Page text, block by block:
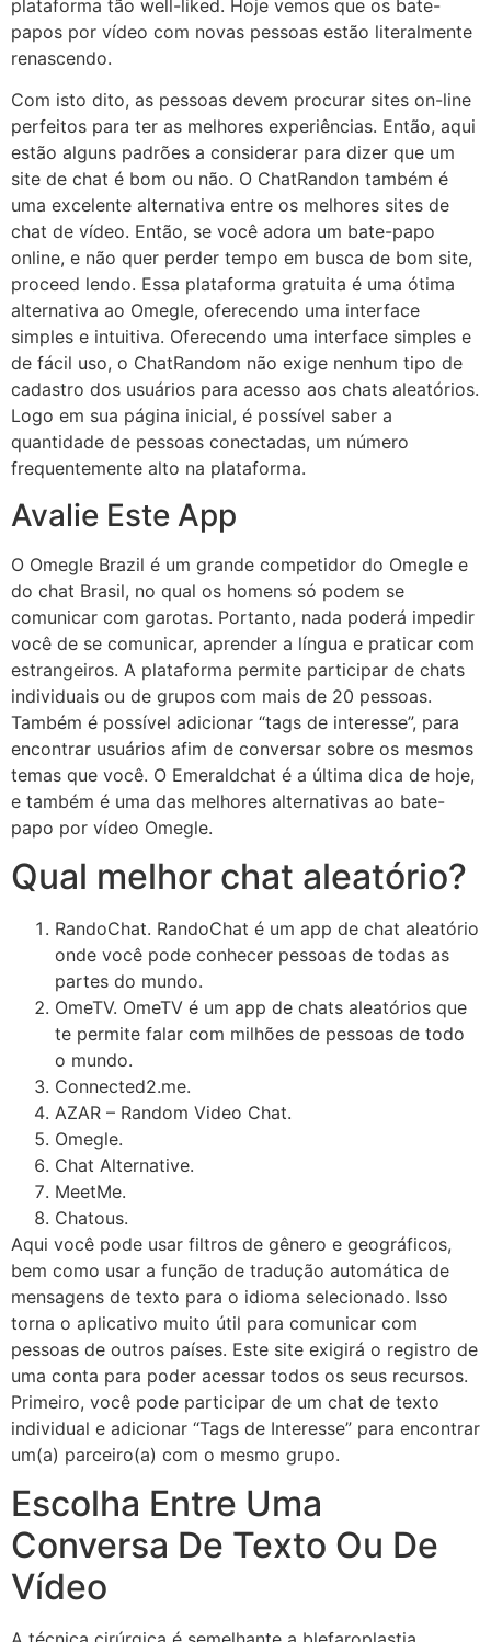
plataforma tão well-liked. Hoje vemos que os bate-
papos por vídeo com novas pessoas estão literalmente
renascendo.
Com isto dito, as pessoas devem procurar sites on-line
perfeitos para ter as melhores experiências. Então, aqui
estão alguns padrões a considerar para dizer que um
site de chat é bom ou não. O ChatRandon também é
uma excelente alternativa entre os melhores sites de
chat de vídeo. Então, se você adora um bate-papo
online, e não quer perder tempo em busca de bom site,
proceed lendo. Essa plataforma gratuita é uma ótima
alternativa ao Omegle, oferecendo uma interface
simples e intuitiva. Oferecendo uma interface simples e
de fácil uso, o ChatRandom não exige nenhum tipo de
cadastro dos usuários para acesso aos chats aleatórios.
Logo em sua página inicial, é possível saber a
quantidade de pessoas conectadas, um número
frequentemente alto na plataforma.
Avalie Este App
O Omegle Brazil é um grande competidor do Omegle e
do chat Brasil, no qual os homens só podem se
comunicar com garotas. Portanto, nada poderá impedir
você de se comunicar, aprender a língua e praticar com
estrangeiros. A plataforma permite participar de chats
individuais ou de grupos com mais de 20 pessoas.
Também é possível adicionar “tags de interesse”, para
encontrar usuários afim de conversar sobre os mesmos
temas que você. O Emeraldchat é a última dica de hoje,
e também é uma das melhores alternativas ao bate-
papo por vídeo Omegle.
Qual melhor chat aleatório?
RandoChat. RandoChat é um app de chat aleatório
onde você pode conhecer pessoas de todas as
partes do mundo.
OmeTV. OmeTV é um app de chats aleatórios que
te permite falar com milhões de pessoas de todo
o mundo.
Connected2.me.
AZAR – Random Video Chat.
Omegle.
Chat Alternative.
MeetMe.
Chatous.
Aqui você pode usar filtros de gênero e geográficos,
bem como usar a função de tradução automática de
mensagens de texto para o idioma selecionado. Isso
torna o aplicativo muito útil para comunicar com
pessoas de outros países. Este site exigirá o registro de
uma conta para poder acessar todos os seus recursos.
Primeiro, você pode participar de um chat de texto
individual e adicionar “Tags de Interesse” para encontrar
um(a) parceiro(a) com o mesmo grupo.
Escolha Entre Uma
Conversa De Texto Ou De
Vídeo